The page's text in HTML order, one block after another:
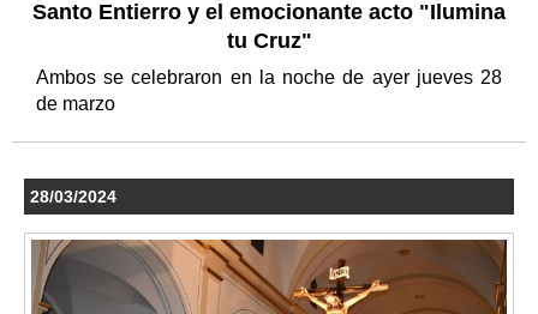
Santo Entierro y el emocionante acto "Ilumina
tu Cruz"
Ambos se celebraron en la noche de ayer jueves 28
de marzo
28/03/2024